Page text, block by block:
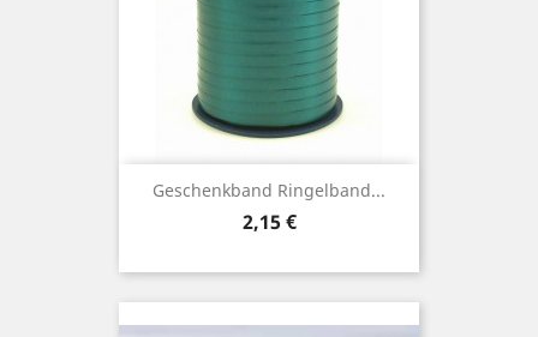
Geschenkband Ringelband...
Preis
2,15 €